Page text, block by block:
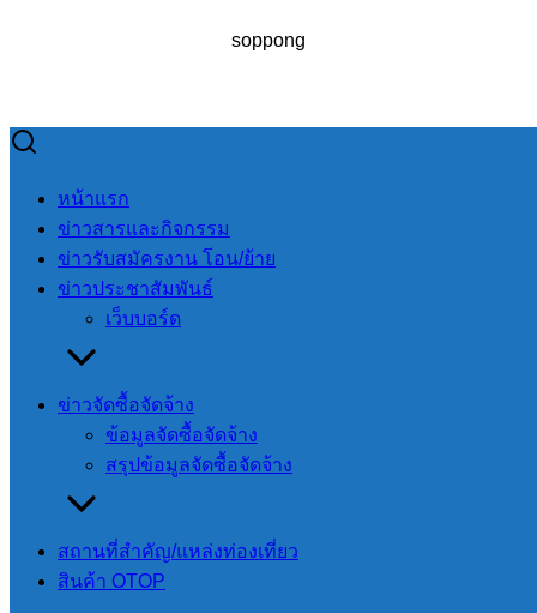
soppong
Skip
contentหน้าแรก
ข่าวสารและกิจกรรม
ข่าวรับสมัครงาน โอน/ย้าย
ข่าวประชาสัมพันธ์
เว็บบอร์ด
ข่าวจัดซื้อจัดจ้าง
ข้อมูลจัดซื้อจัดจ้าง
สรุปข้อมูลจัดซื้อจัดจ้าง
สถานที่สําคัญ/แหล่งท่องเที่ยว
สินค้า OTOP
ร่วมพิธีถวายพวง
อบต.สบป่อง